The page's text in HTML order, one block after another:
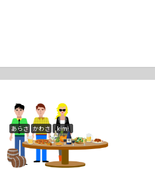
あらさんかわさんkimi